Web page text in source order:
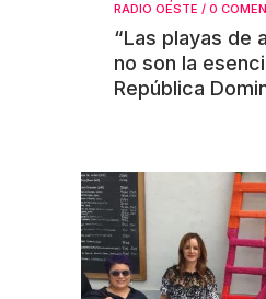
RADIO OESTE / 0
“Las playas de
no son la
República